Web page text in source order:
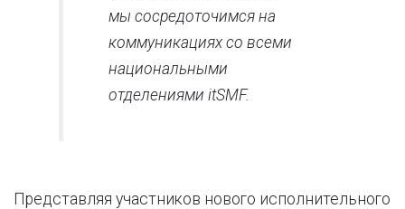
мы сосредоточимся на
коммуникациях со всеми
национальными
отделениями itSMF.
Представляя участников нового исполнительного